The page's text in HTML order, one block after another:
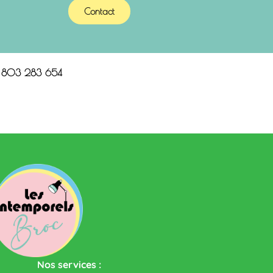
Contact
803 283 654
Nos services :